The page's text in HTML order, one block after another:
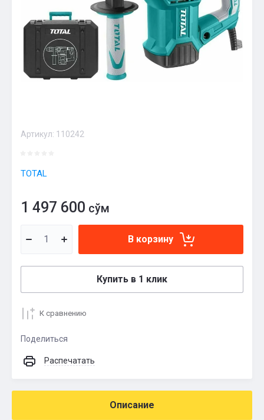
Артикул: 110242
TOTAL
1 497 600 сўм
В корзину
Купить в 1 клик
К сравнению
Поделиться
Распечатать
Описание